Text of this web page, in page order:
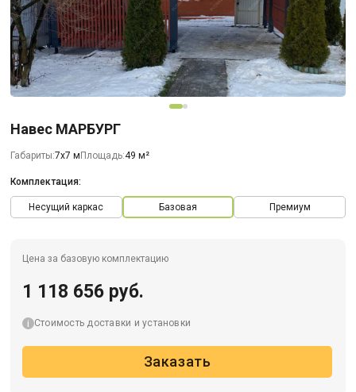
Навес МАРБУРГ
Габариты:7х7 м Площадь:49 м²
Комплектация:
Несущий каркас Базовая Премиум
Цена за базовую комплектацию
1 118 656 руб.
Стоимость доставки и установки
Заказать